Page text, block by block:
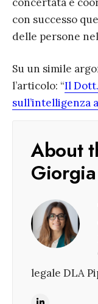
con successo
delle persone
Su un simile
l’articolo: “Il
sull’intelligenza
About
legale DLA